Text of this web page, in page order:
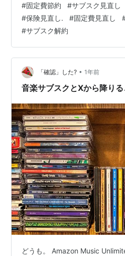
ものが意外と多いんです。 気づ
の負担がどんどん増える固定費
直して効果があった「固定費ト
字つきで紹介します。 1. 使っ
「サブスク地獄」 サブスクの
り月5〜7個とも言われています
#固定費節約 #サブスク見直し
#保険見直し. #固定費見直し
#サブスク解約
「確認」した? • 1年前
音楽サブスクとXから降り
どうも。 Amazon Music